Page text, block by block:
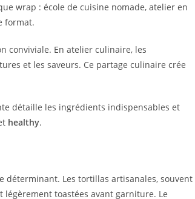
wrap : école de cuisine nomade, atelier en
format.
conviviale. En atelier culinaire, les
et les saveurs. Ce partage culinaire crée
détaille les ingrédients indispensables et
healthy.
déterminant. Les tortillas artisanales, souvent
toastées avant garniture. Le